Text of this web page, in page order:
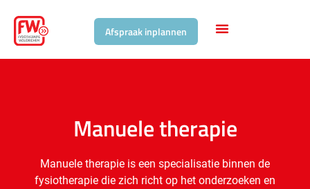
Afspraak inplannen
Manuele therapie
Manuele therapie is een specialisatie binnen de
fysiotherapie die zich richt op het onderzoeken en